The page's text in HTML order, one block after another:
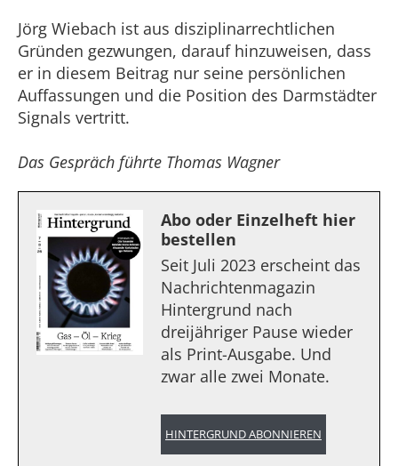
Jörg Wiebach ist aus disziplinarrechtlichen
Gründen gezwungen, darauf hinzuweisen, dass
er in diesem Beitrag nur seine persönlichen
Auffassungen und die Position des Darmstädter
Signals vertritt.
Das Gespräch führte Thomas Wagner
Abo oder Einzelheft hier
bestellen
Seit Juli 2023 erscheint das
Nachrichtenmagazin
Hintergrund nach
dreijähriger Pause wieder
als Print-Ausgabe. Und
zwar alle zwei Monate.
HINTERGRUND ABONNIEREN